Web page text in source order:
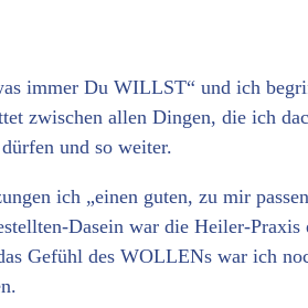
immer Du WILLST“ und ich
zwischen allen Dingen, die ich
und so weiter.
ich „einen guten, zu mir
Dasein war die Heiler-Praxis
Gefühl des WOLLENs war ich